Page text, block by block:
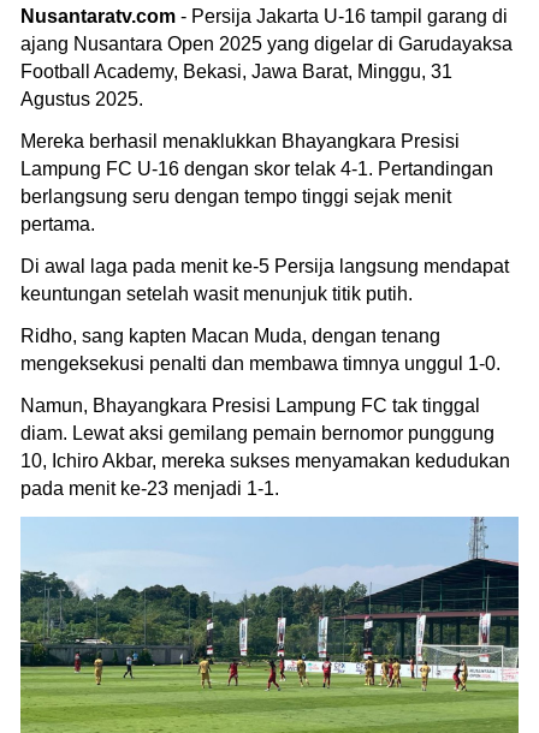
Nusantaratv.com - Persija Jakarta U-16 tampil garang di
ajang Nusantara Open 2025 yang digelar di Garudayaksa
Football Academy, Bekasi, Jawa Barat, Minggu, 31
Agustus 2025.
Mereka berhasil menaklukkan Bhayangkara Presisi
Lampung FC U-16 dengan skor telak 4-1. Pertandingan
berlangsung seru dengan tempo tinggi sejak menit
pertama.
Di awal laga pada menit ke-5 Persija langsung mendapat
keuntungan setelah wasit menunjuk titik putih.
Ridho, sang kapten Macan Muda, dengan tenang
mengeksekusi penalti dan membawa timnya unggul 1-0.
Namun, Bhayangkara Presisi Lampung FC tak tinggal
diam. Lewat aksi gemilang pemain bernomor punggung
10, Ichiro Akbar, mereka sukses menyamakan kedudukan
pada menit ke-23 menjadi 1-1.